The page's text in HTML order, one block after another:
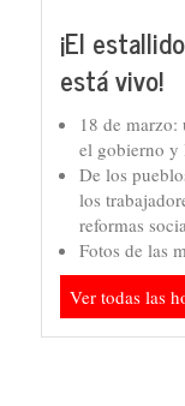
¡El
está vivo!
18 de
el gobierno y
De los
los
reformas
Fotos de las
Ver todas las